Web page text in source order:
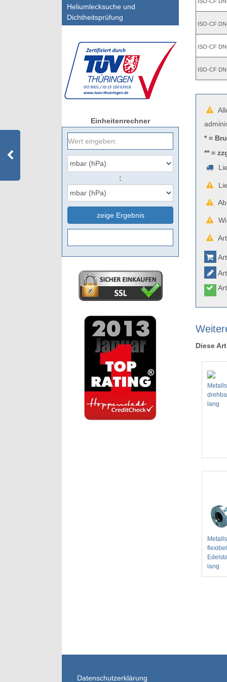
Heliumlecksuche und
Dichtheitsprüfung
Einheitenrechner
:
zeige Ergebnis
ISO-CF
ISO-CF
ISO-CF
* =
** =
Diese
lang
lang
Datenschutzerklärung